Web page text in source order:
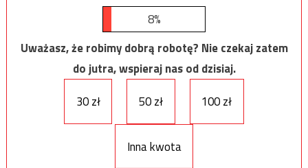
8%
Uważasz, że robimy dobrą robotę? Nie czekaj zatem
do jutra, wspieraj nas od dzisiaj.
30 zł
50 zł 100 zł
Inna kwota